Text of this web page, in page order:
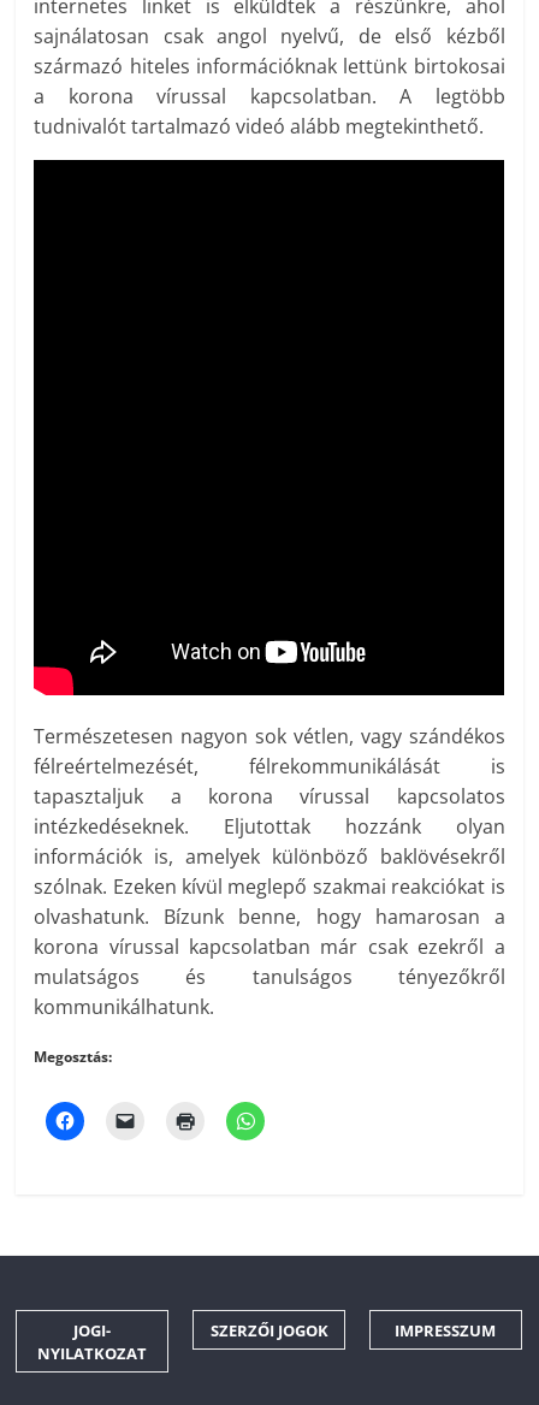
internetes linket is elküldtek a részünkre, ahol
sajnálatosan csak angol nyelvű, de első kézből
származó hiteles információknak lettünk birtokosai
a korona vírussal kapcsolatban. A legtöbb
tudnivalót tartalmazó videó alább megtekinthető.
Természetesen nagyon sok vétlen, vagy szándékos
félreértelmezését, félrekommunikálását is
tapasztaljuk a korona vírussal kapcsolatos
intézkedéseknek. Eljutottak hozzánk olyan
információk is, amelyek különböző baklövésekről
szólnak. Ezeken kívül meglepő szakmai reakciókat is
olvashatunk. Bízunk benne, hogy hamarosan a
korona vírussal kapcsolatban már csak ezekről a
mulatságos és tanulságos tényezőkről
kommunikálhatunk.
Megosztás:
JOGI-
NYILATKOZAT
SZERZŐI JOGOK IMPRESSZUM